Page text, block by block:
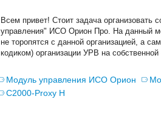
Всем привет! Стоит задача организовать
управления" ИСО Орион Про. На данный
не торопятся с данной организацией, а
кодиком) организации УРВ на
Модуль управления ИСО Орион
С2000-Proxy H